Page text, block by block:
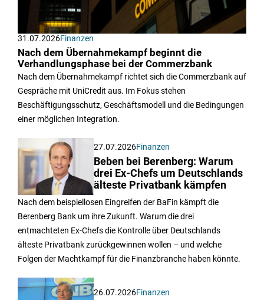
31.07.2026Finanzen
Nach dem Übernahmekampf beginnt die
Verhandlungsphase bei der Commerzbank
Nach dem Übernahmekampf richtet sich die Commerzbank auf
Gespräche mit UniCredit aus. Im Fokus stehen
Beschäftigungsschutz, Geschäftsmodell und die Bedingungen
einer möglichen Integration.
27.07.2026Finanzen
Beben bei Berenberg: Warum
drei Ex-Chefs um Deutschlands
älteste Privatbank kämpfen
Nach dem beispiellosen Eingreifen der BaFin kämpft die
Berenberg Bank um ihre Zukunft. Warum die drei
entmachteten Ex-Chefs die Kontrolle über Deutschlands
älteste Privatbank zurückgewinnen wollen – und welche
Folgen der Machtkampf für die Finanzbranche haben könnte.
26.07.2026Finanzen